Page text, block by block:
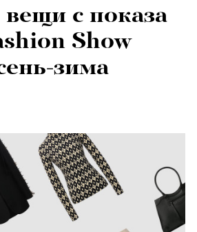
с показа
Show
зима